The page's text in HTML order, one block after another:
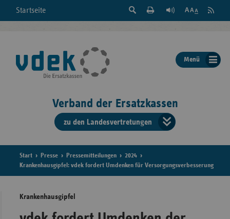
Startseite
Suche
der
Seite
Feed
Menü
Verband der Ersatzkassen
zu den Landesvertretungen
der
Start Presse Pressemitteilungen
2024
Krankenhausgipfel: vdek fordert Umdenken für Versorgungsverbesserung
Krankenhausgipfel